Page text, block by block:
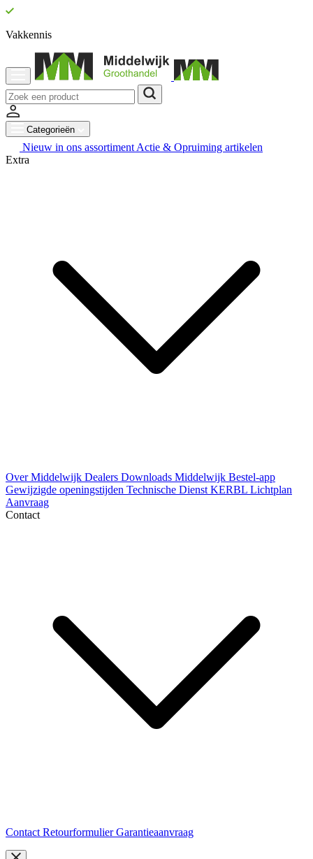
Vakkennis
Categorieën
Nieuw in ons assortiment Actie & Opruiming artikelen
Extra
Over Middelwijk Dealers Downloads Middelwijk Bestel-app
Gewijzigde openingstijden Technische Dienst KERBL Lichtplan
Aanvraag
Contact
Contact RetourformulierGarantieaanvraag